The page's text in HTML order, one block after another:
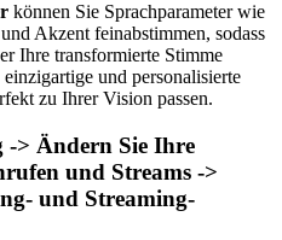
können Sie Sprachparameter wie
Akzent feinabstimmen, sodass
Ihre transformierte Stimme
und personalisierte
zu Ihrer Vision passen.
-> Ändern Sie Ihre
und Streams ->
und Streaming-